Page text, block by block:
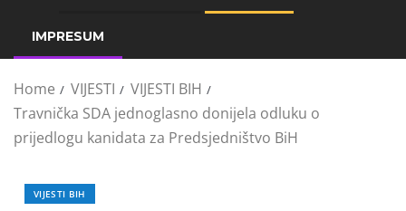
IMPRESUM
Home VIJESTI
VIJESTI BIH
Travnička SDA jednoglasno donijela odluku o
prijedlogu kanidata za Predsjedništvo BiH
VIJESTI BIH